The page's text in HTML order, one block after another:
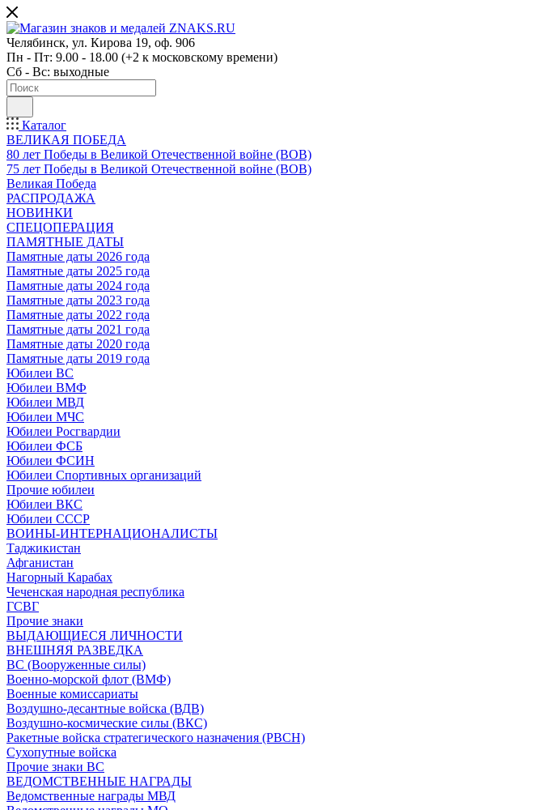
Челябинск, ул. Кирова 19, оф. 906
Пн - Пт: 9.00 - 18.00 (+2 к московскому времени)
Сб - Вс: выходные
Каталог
ВЕЛИКАЯ ПОБЕДА
80 лет Победы в Великой Отечественной войне (ВОВ)
75 лет Победы в Великой Отечественной войне (ВОВ)
Великая Победа
РАСПРОДАЖА
НОВИНКИ
СПЕЦОПЕРАЦИЯ
ПАМЯТНЫЕ ДАТЫ
Памятные даты 2026 года
Памятные даты 2025 года
Памятные даты 2024 года
Памятные даты 2023 года
Памятные даты 2022 года
Памятные даты 2021 года
Памятные даты 2020 года
Памятные даты 2019 года
Юбилеи ВС
Юбилеи ВМФ
Юбилеи МВД
Юбилеи МЧС
Юбилеи Росгвардии
Юбилеи ФСБ
Юбилеи ФСИН
Юбилеи Спортивных организаций
Прочие юбилеи
Юбилеи ВКС
Юбилеи СССР
ВОИНЫ-ИНТЕРНАЦИОНАЛИСТЫ
Таджикистан
Афганистан
Нагорный Карабах
Чеченская народная республика
ГСВГ
Прочие знаки
ВЫДАЮЩИЕСЯ ЛИЧНОСТИ
ВНЕШНЯЯ РАЗВЕДКА
ВС (Вооруженные силы)
Военно-морской флот (ВМФ)
Военные комиссариаты
Воздушно-десантные войска (ВДВ)
Воздушно-космические силы (ВКС)
Ракетные войска стратегического назначения (РВСН)
Сухопутные войска
Прочие знаки ВС
ВЕДОМСТВЕННЫЕ НАГРАДЫ
Ведомственные награды МВД